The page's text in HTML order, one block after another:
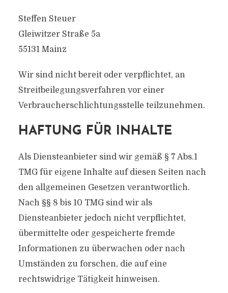
Steffen Steuer
Gleiwitzer Straße 5a
55131 Mainz
Wir sind nicht bereit oder verpflichtet, an
Streitbeilegungsverfahren vor einer
Verbraucherschlichtungsstelle teilzunehmen.
HAFTUNG FÜR INHALTE
Als Diensteanbieter sind wir gemäß § 7 Abs.1
TMG für eigene Inhalte auf diesen Seiten nach
den allgemeinen Gesetzen verantwortlich.
Nach §§ 8 bis 10 TMG sind wir als
Diensteanbieter jedoch nicht verpflichtet,
übermittelte oder gespeicherte fremde
Informationen zu überwachen oder nach
Umständen zu forschen, die auf eine
rechtswidrige Tätigkeit hinweisen.